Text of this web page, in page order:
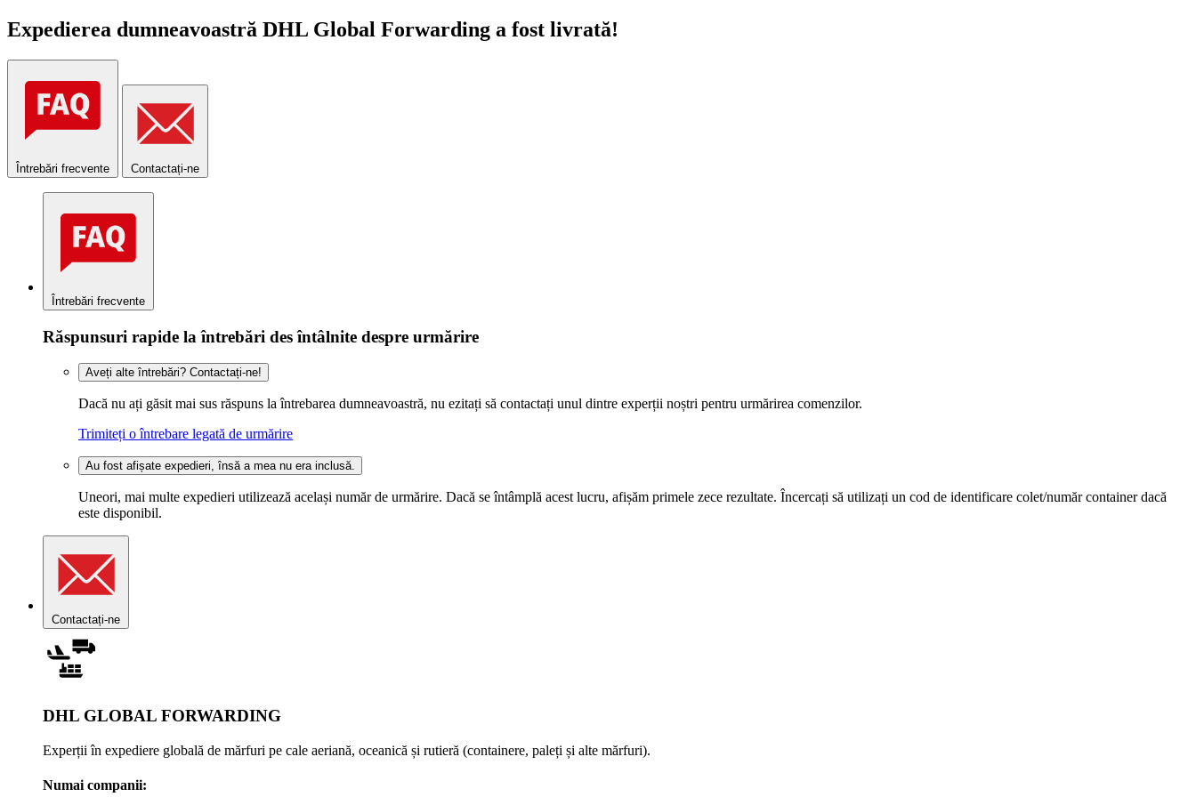
Expedierea dumneavoastră DHL Global Forwarding a fost livrată!
Întrebări frecvente Contactați-ne
Întrebări frecvente
Răspunsuri rapide la întrebări des întâlnite despre urmărire
Aveți alte întrebări? Contactați-ne!
Dacă nu ați găsit mai sus răspuns la întrebarea dumneavoastră, nu ezitați să contactați unul dintre experții noștri pentru urmărirea comenzilor.
Trimiteți o întrebare legată de urmărire
Au fost afișate expedieri, însă a mea nu era inclusă.
Uneori, mai multe expedieri utilizează același număr de urmărire. Dacă se întâmplă acest lucru, afișăm primele zece rezultate. Încercați să utilizați un cod de identificare colet/număr container dacă
este disponibil.
Contactați-ne
DHL GLOBAL FORWARDING
Experții în expediere globală de mărfuri pe cale aeriană, oceanică și rutieră (containere, paleți și alte mărfuri).
Numai companii: